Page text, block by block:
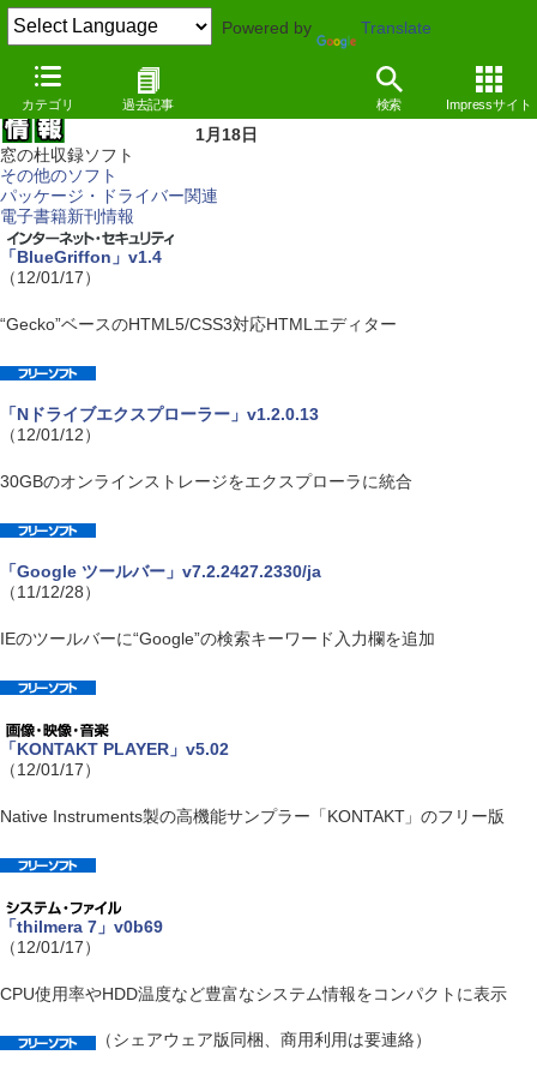
Powered by Translate
カテゴリ 過去記事 検索 Impressサイト
1月18日
窓の杜収録ソフト
その他のソフト
パッケージ・ドライバー関連
電子書籍新刊情報
「BlueGriffon」v1.4
（12/01/17）
“Gecko”ベースのHTML5/CSS3対応HTMLエディター
「Nドライブエクスプローラー」v1.2.0.13
（12/01/12）
30GBのオンラインストレージをエクスプローラに統合
「Google ツールバー」v7.2.2427.2330/ja
（11/12/28）
IEのツールバーに“Google”の検索キーワード入力欄を追加
「KONTAKT PLAYER」v5.02
（12/01/17）
Native Instruments製の高機能サンプラー「KONTAKT」のフリー版
「thilmera 7」v0b69
（12/01/17）
CPU使用率やHDD温度など豊富なシステム情報をコンパクトに表示
（シェアウェア版同梱、商用利用は要連絡）